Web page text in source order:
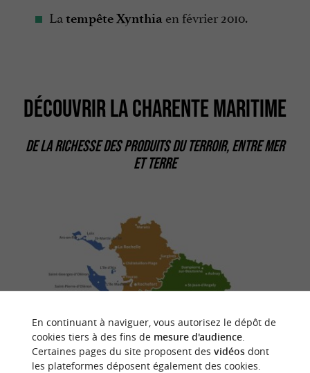
La tempête Xynthia en février 2010.
DÉCOUVRIR LA CHARENTE MARITIME
DE LA RICHESSE DES PRODUITS DU TERROIR, ENTRE MER
ET TERRE
En continuant à naviguer, vous autorisez le dépôt de
cookies tiers à des fins de mesure d'audience.
Certaines pages du site proposent des vidéosdont
les plateformes déposent également des cookies.